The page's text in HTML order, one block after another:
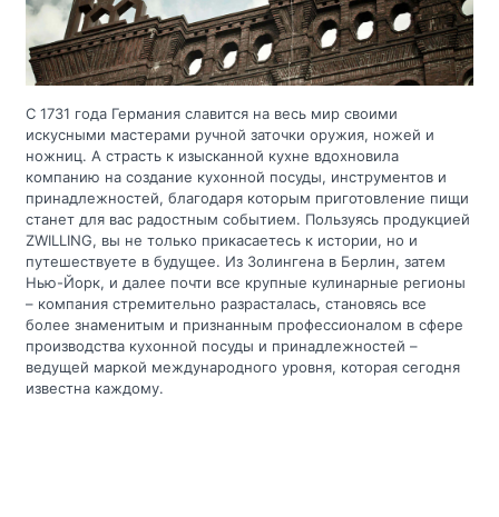
С 1731 года Германия славится на весь мир своими
искусными мастерами ручной заточки оружия, ножей и
ножниц. А страсть к изысканной кухне вдохновила
компанию на создание кухонной посуды, инструментов и
принадлежностей, благодаря которым приготовление пищи
станет для вас радостным событием. Пользуясь продукцией
ZWILLING, вы не только прикасаетесь к истории, но и
путешествуете в будущее. Из Золингена в Берлин, затем
Нью-Йорк, и далее почти все крупные кулинарные регионы
– компания стремительно разрасталась, становясь все
более знаменитым и признанным профессионалом в сфере
производства кухонной посуды и принадлежностей –
ведущей маркой международного уровня, которая сегодня
известна каждому.